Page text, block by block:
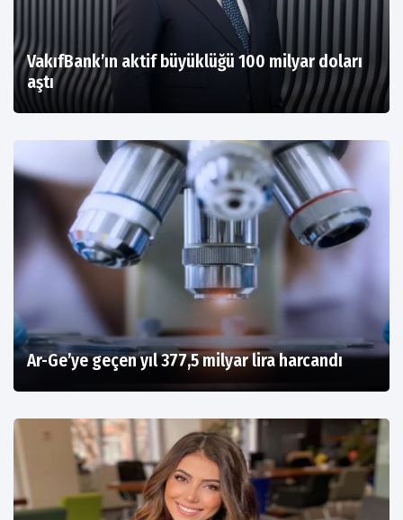
VakıfBank’ın aktif büyüklüğü 100 milyar doları
aştı
Ar-Ge’ye geçen yıl 377,5 milyar lira harcandı